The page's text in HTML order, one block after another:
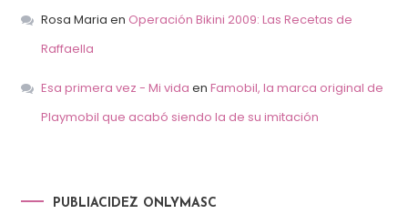
Rosa Maria en Operación Bikini 2009: Las Recetas de
Raffaella
Esa primera vez - Mi vida en Famobil, la marca original de
Playmobil que acabó siendo la de su imitación
PUBLIACIDEZ ONLYMASC